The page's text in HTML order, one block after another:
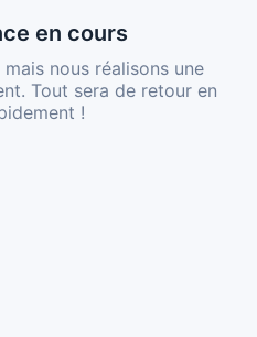
en cours
nous réalisons une
Tout sera de retour en
!